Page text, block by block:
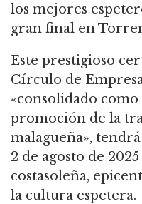
los mejores
gran final en
Este prestigioso
Círculo de
«consolidado
promoción de la
malagueña»,
2 de agosto de
costasoleña,
la cultura espetera.